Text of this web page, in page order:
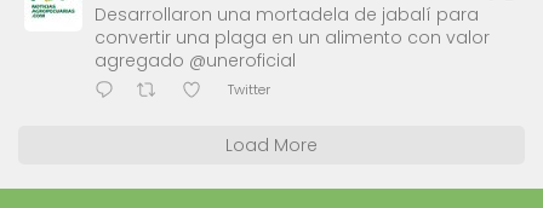
Desarrollaron una mortadela de jabalí para
convertir una plaga en un alimento con valor
agregado @uneroficial
Twitter
Load More